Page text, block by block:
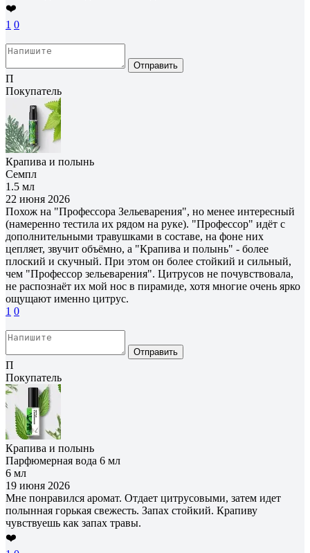
❤️
1 0
Отправить
П
Покупатель
Крапива и полынь
Семпл
1.5 мл
22 июня 2026
Похож на "Профессора Зельеварения", но менее интересный
(намеренно тестила их рядом на руке). "Профессор" идёт с
дополнительными травушками в составе, на фоне них
цепляет, звучит объёмно, а "Крапива и полынь" - более
плоский и скучный. При этом он более стойкий и сильный,
чем "Профессор зельеварения". Цитрусов не почувствовала,
не распознаёт их мой нос в пирамиде, хотя многие очень ярко
ощущают именно цитрус.
1 0
Отправить
П
Покупатель
Крапива и полынь
Парфюмерная вода 6 мл
6 мл
19 июня 2026
Мне понравился аромат. Отдает цитрусовыми, затем идет
полынная горькая свежесть. Запах стойкий. Крапиву
чувствуешь как запах травы.
❤️